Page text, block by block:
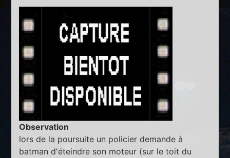
Observation
lors de la poursuite un policier demande à
batman d'éteindre son moteur (sur le toit du